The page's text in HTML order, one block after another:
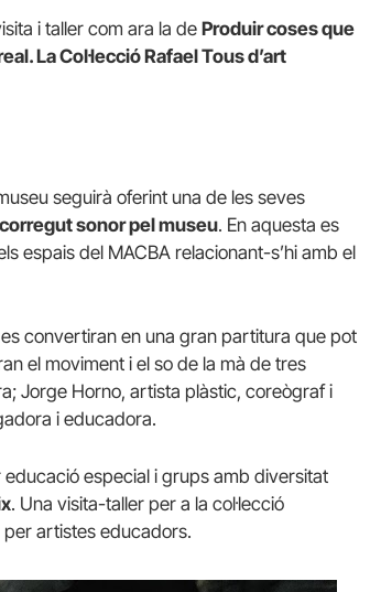
i taller com ara la de Produir coses que
La Col·lecció Rafael Tous d’art
seguirà oferint una de les seves
sonor pel museu. En aquesta es
espais del MACBA relacionant-s’hi amb el
convertiran en una gran partitura que pot
el moviment i el so de la mà de tres
Jorge Horno, artista plàstic, coreògraf i
i educadora.
especial i grups amb diversitat
. Una visita-taller per a la col·lecció
per artistes educadors.